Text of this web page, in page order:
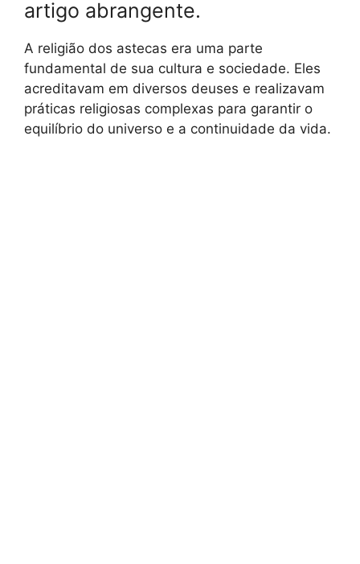
artigo abrangente.
A religião dos astecas era uma parte
fundamental de sua cultura e sociedade. Eles
acreditavam em diversos deuses e realizavam
práticas religiosas complexas para garantir o
equilíbrio do universo e a continuidade da vida.